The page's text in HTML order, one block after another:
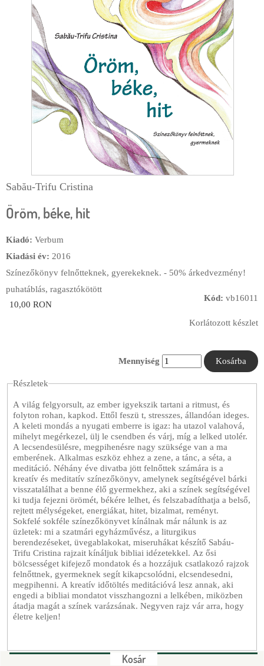
Sabău-Trifu Cristina
Öröm, béke, hit
Kiadó: Verbum
Kiadási év: 2016
Színezőkönyv felnőtteknek, gyerekeknek. - 50% árkedvezmény!
puhatáblás, ragasztókötött
10,00 RON
Korlátozott készlet
Kód: vb16011
Mennyiség
Részletek
A világ felgyorsult, az ember igyekszik tartani a ritmust, és
folyton rohan, kapkod. Ettől feszü t, stresszes, állandóan ideges.
A keleti mondás a nyugati emberre is igaz: ha utazol valahová,
mihelyt megérkezel, ülj le csendben és várj, míg a lelked utolér.
A lecsendesülésre, megpihenésre nagy szüksége van a ma
emberének. Alkalmas eszköz ehhez a zene, a tánc, a séta, a
meditáció. Néhány éve divatba jött felnőttek számára is a
kreatív és meditatív színezőkönyv, amelynek segítségével bárki
visszatalálhat a benne élő gyermekhez, aki a színek segítségével
ki tudja fejezni örömét, békére lelhet, és felszabadíthatja a belső,
rejtett mélységeket, energiákat, hitet, bizalmat, reményt.
Sokfelé sokféle színezőkönyvet kínálnak már nálunk is az
üzletek: mi a szatmári egyházművész, a liturgikus
berendezéseket, üvegablakokat, miseruhákat készítő Sabáu-
Trifu Cristina rajzait kínáljuk bibliai idézetekkel. Az ősi
bölcsességet kifejező mondatok és a hozzájuk csatlakozó rajzok
felnőttnek, gyermeknek segít kikapcsolódni, elcsendesedni,
megpihenni. A kreatív időtöltés meditációvá lesz annak, aki
engedi a bibliai mondatot visszhangozni a lelkében, miközben
átadja magát a színek varázsának. Negyven rajz vár arra, hogy
életre keljen!
Kosár